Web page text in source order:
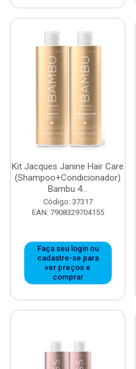
Kit Jacques Janine Hair Care
(Shampoo+Condicionador)
Bambu 4...
Código: 37317
EAN: 7908329704155
Faça seu login ou
cadastre-se para
ver preços e
comprar